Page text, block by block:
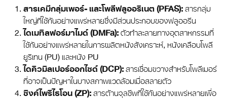
สารเคมีกลุ่มเพอร์- และโพลีฟลูออริเนต (PFAS): สารกลุ่ม
ใหญ่ที่ใช้กันอย่างแพร่หลายซึ่งมีส่วนประกอบของฟลูออรีน
ไดเมทิลฟอร์มาไมด์ (DMFa): ตัวทำละลายทางอุตสาหกรรมที่
ใช้กันอย่างแพร่หลายในการผลิตหนังสังเคราะห์, หนังเคลือบโพลี
ยูริเทน (PU) และหนัง PU
ไดคิวมิลเปอร์ออกไซด์ (DCP): สารเชื่อมขวางสำหรับโพลีเมอร์
ที่อาจเป็นปัญหาในบางสภาพแวดล้อมเมื่อสลายตัว
ซิงค์ไพริไธโอน (ZP): สารต้านจุลชีพที่ใช้กันอย่างแพร่หลายเพื่อ